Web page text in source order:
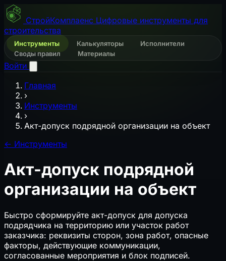
СтройКомплаенс Цифровые инструменты для
строительства
Инструменты Калькуляторы
Исполнители
Своды правил
Материалы
Войти
Главная
›
Инструменты
›
Акт-допуск подрядной организации на объект
← Инструменты
Акт-допуск подрядной
организации на объект
Быстро сформируйте акт-допуск для допуска
подрядчика на территорию или участок работ
заказчика: реквизиты сторон, зона работ, опасные
факторы, действующие коммуникации,
согласованные мероприятия и блок подписей.